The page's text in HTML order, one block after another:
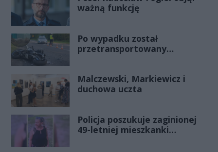
ważną funkcję
Po wypadku został
przetransportowany
Malczewski, Markiewicz i
duchowa uczta
Policja poszukuje zaginionej
49-letniej mieszkanki